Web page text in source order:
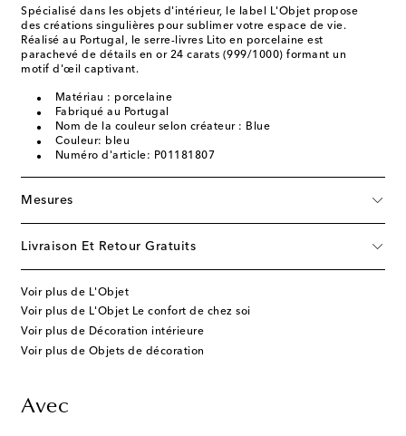
Spécialisé dans les objets d'intérieur, le label L'Objet propose
des créations singulières pour sublimer votre espace de vie.
Réalisé au Portugal, le serre-livres Lito en porcelaine est
parachevé de détails en or 24 carats (999/1000) formant un
motif d'œil captivant.
Matériau : porcelaine
Fabriqué au Portugal
Nom de la couleur selon créateur : Blue
Couleur: bleu
Numéro d'article: P01181807
Mesures
Livraison Et Retour Gratuits
Voir plus de L'Objet
Voir plus de L'Objet Le confort de chez soi
Voir plus de Décoration intérieure
Voir plus de Objets de décoration
Avec